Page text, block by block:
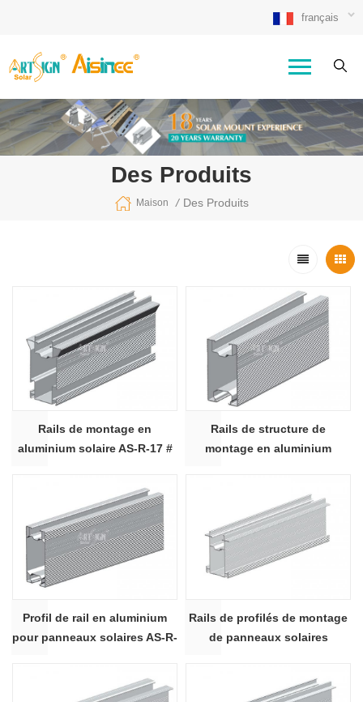
français
Des Produits
Maison / Des Produits
Rails de montage en
aluminium solaire AS-R-17 #
Rails de structure de
montage en aluminium
Profil de rail en aluminium
pour panneaux solaires AS-R-
Rails de profilés de montage
de panneaux solaires